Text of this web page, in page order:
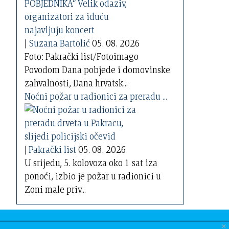
| Suzana Bartolić 05. 08. 2026
Foto: Pakrački list/Fotoimago
Povodom Dana pobjede i domovinske
zahvalnosti, Dana hrvatsk...
Noćni požar u radionici za preradu ...
|Pakrački list05. 08. 2026
U srijedu, 5. kolovoza oko 1 sat iza
ponoći, izbio je požar u radionici u
Zoni male priv...
×